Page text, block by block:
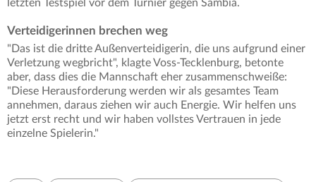
letzten Testspiel vor dem Turnier gegen Sambia.
Verteidigerinnen brechen weg
"Das ist die dritte Außenverteidigerin, die uns aufgrund einer
Verletzung wegbricht", klagte Voss-Tecklenburg, betonte
aber, dass dies die Mannschaft eher zusammenschweiße:
"Diese Herausforderung werden wir als gesamtes Team
annehmen, daraus ziehen wir auch Energie. Wir helfen uns
jetzt erst recht und wir haben vollstes Vertrauen in jede
einzelne Spielerin."